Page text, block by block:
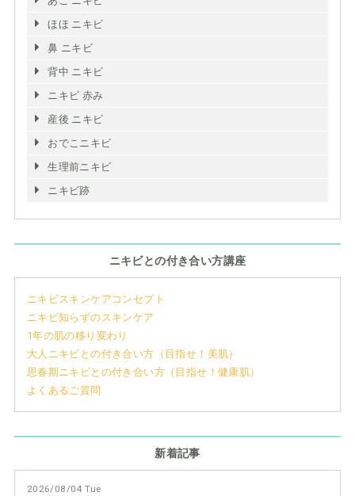
ほほ ニキビ
鼻 ニキビ
背中 ニキビ
ニキビ 赤み
産後 ニキビ
おでこニキビ
生理前ニキビ
ニキビ跡
ニキビとの付き合い方講座
ニキビスキンケアコンセプト
ニキビ知らずのスキンケア
1年の肌の移り変わり
大人ニキビとの付き合い方（目指せ！美肌）
思春期ニキビとの付き合い方（目指せ！健康肌）
よくあるご質問
新着記事
2026/08/04 Tue